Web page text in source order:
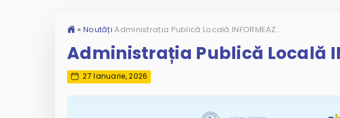
» Noutăți Administrația Publică Locală INFORMEAZĂ!
Administrația Publică Locală
27 Ianuarie, 2026